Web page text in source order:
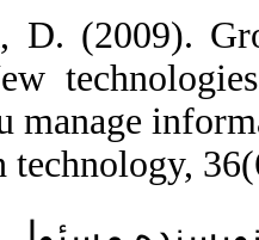
72. Warlick,
network: New
and help you
leading with